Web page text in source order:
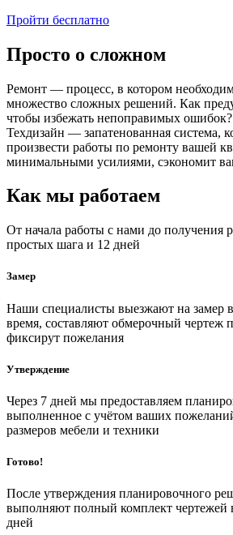
Пройти бесплатно
Просто о сложном
Ремонт — процесс, в котором
множество сложных решений. Как
чтобы избежать непоправимых ошибок?
Техдизайн — запатенованная система,
произвести работы по ремонту вашей
минимальными усилиями, сэкономит
Как мы работаем
От начала работы с нами до получения
простых шага и 12 дней
Замер
Наши специалисты выезжают на замер в
время, составляют обмерочный чертеж
фиксирут пожелания
Утверждение
Через 7 дней мы предоставляем
выполненное с учётом ваших
размеров мебели и техники
Готово!
После утверждения планировочного
выполняют полный комплект чертежей
дней